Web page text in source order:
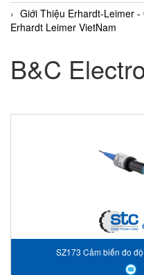
Giới Thiệu Erhardt-Leimer
Erhardt Leimer VietNam
B&C
SZ173 Cảm biến đo